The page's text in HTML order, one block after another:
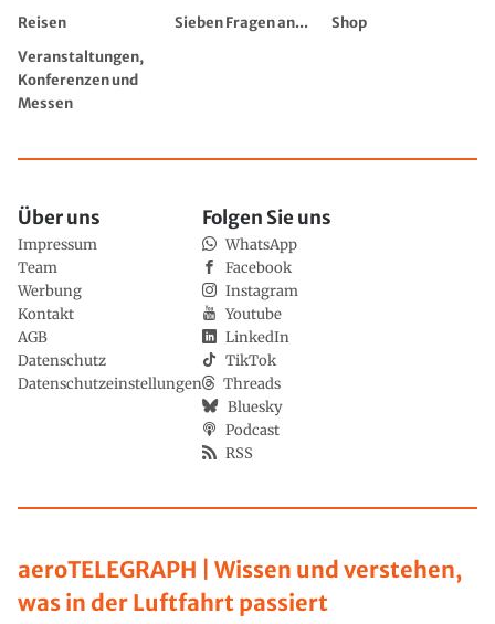
Reisen
Sieben Fragen an...
Shop
Veranstaltungen,
Konferenzen und
Messen
aeroTELEGRAPH | Wissen und verstehen,
was in der Luftfahrt passiert
Über uns
Impressum
Team
Werbung
Kontakt
AGB
Datenschutz
Datenschutzeinstellungen
Folgen Sie uns
WhatsApp
Facebook
Instagram
Youtube
LinkedIn
TikTok
Threads
Bluesky
Podcast
RSS